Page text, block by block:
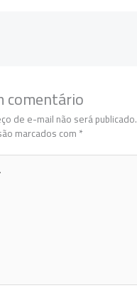
comentário
de e-mail não será publicado.
marcados com*